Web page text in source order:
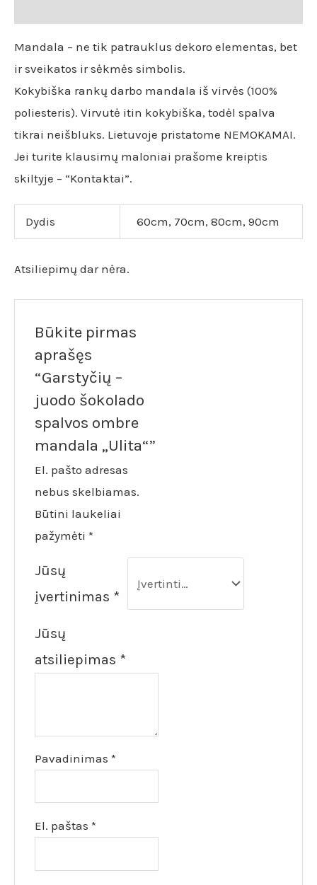
Mandala – ne tik patrauklus dekoro elementas, bet
ir sveikatos ir sėkmės simbolis.
Kokybiška rankų darbo mandala iš virvės (100%
poliesteris). Virvutė itin kokybiška, todėl spalva
tikrai neišbluks. Lietuvoje pristatome NEMOKAMAI.
Jei turite klausimų maloniai prašome kreiptis
skiltyje – “Kontaktai”.
Dydis 60cm, 70cm, 80cm, 90cm
Atsiliepimų dar nėra.
Būkite pirmas
aprašęs
“Garstyčių –
juodo šokolado
spalvos ombre
mandala „Ulita“”
El. pašto adresas
nebus skelbiamas.
Būtini laukeliai
pažymėti*
Jūsų
įvertinimas *
Jūsų
atsiliepimas *
Pavadinimas*
El. paštas*